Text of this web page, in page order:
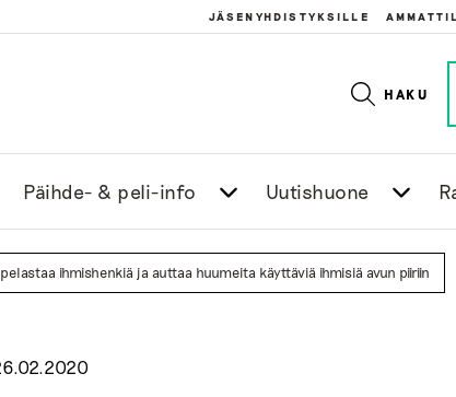
JÄSENYHDISTYKSILLE
HAKU
Päihde- & peli-info Uutishuone
ihmishenkiä ja auttaa huumeita käyttäviä ihmisiä avun piiriin